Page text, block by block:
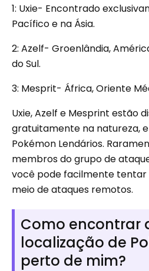
1: Uxie- Encontrado
Pacífico e na Ásia.
2: Azelf- Groenlândia,
do Sul.
3: Mesprit- África, Oriente
Uxie, Azelf e Mesprint estão
gratuitamente na natureza,
Pokémon Lendários.
membros do grupo de
você pode facilmente
meio de ataques remotos.
Como encontrar
localização de
perto de mim?